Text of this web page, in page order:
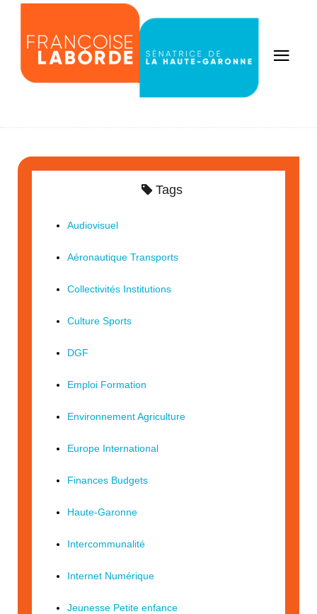
Tags
Audiovisuel
Aéronautique Transports
Collectivités Institutions
Culture Sports
DGF
Emploi Formation
Environnement Agriculture
Europe International
Finances Budgets
Haute-Garonne
Intercommunalité
Internet Numérique
Jeunesse Petite enfance